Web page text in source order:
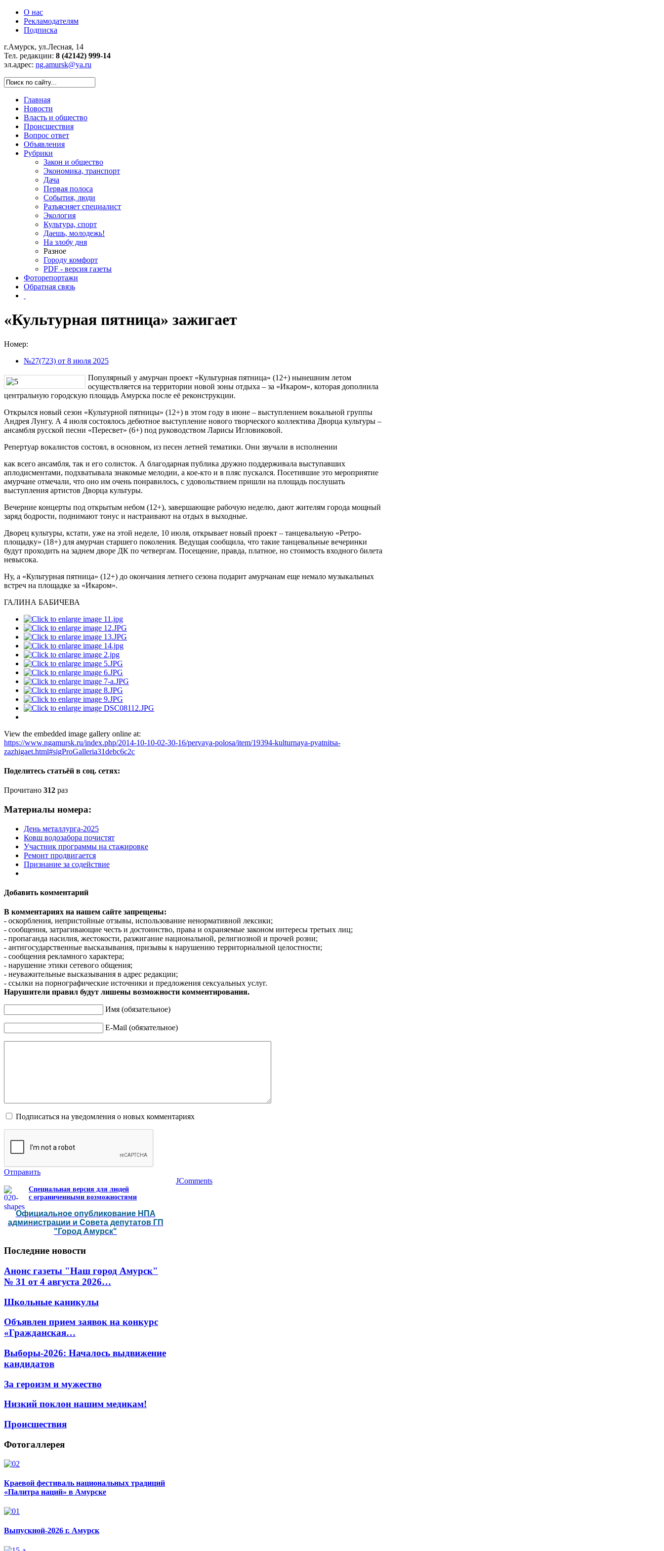
О нас
Рекламодателям
Подписка
г.Амурск, ул.Лесная, 14
Тел. редакции: 8 (42142) 999-14
эл.адрес: ng.amursk@ya.ru
Главная
Новости
Власть и общество
Происшествия
Вопрос ответ
Объявления
Рубрики
Закон и общество
Экономика, транспорт
Дача
Первая полоса
События, люди
Разъясняет специалист
Экология
Культура, спорт
Даешь, молодежь!
На злобу дня
Разное
Городу комфорт
PDF - версия газеты
Фоторепортажи
Обратная связь
«Культурная пятница» зажигает
Номер:
№27(723) от 8 июля 2025
Популярный у амурчан проект «Культурная пятница» (12+) нынешним летом
осуществляется на территории новой зоны отдыха – за «Икаром», которая дополнила
центральную городскую площадь Амурска после её реконструкции.
Открылся новый сезон «Культурной пятницы» (12+) в этом году в июне – выступлением вокальной группы
Андрея Лунгу. А 4 июля состоялось дебютное выступление нового творческого коллектива Дворца культуры ‒
ансамбля русской песни «Пересвет» (6+) под руководством Ларисы Игловиковой.
Репертуар вокалистов состоял, в основном, из песен летней тематики. Они звучали в исполнении
как всего ансамбля, так и его солисток. А благодарная публика дружно поддерживала выступавших
аплодисментами, подхватывала знакомые мелодии, а кое-кто и в пляс пускался. Посетившие это мероприятие
амурчане отмечали, что оно им очень понравилось, с удовольствием пришли на площадь послушать
выступления артистов Дворца культуры.
Вечерние концерты под открытым небом (12+), завершающие рабочую неделю, дают жителям города мощный
заряд бодрости, поднимают тонус и настраивают на отдых в выходные.
Дворец культуры, кстати, уже на этой неделе, 10 июля, открывает новый проект – танцевальную «Ретро-
площадку» (18+) для амурчан старшего поколения. Ведущая сообщила, что такие танцевальные вечеринки
будут проходить на заднем дворе ДК по четвергам. Посещение, правда, платное, но стоимость входного билета
невысока.
Ну, а «Культурная пятница» (12+) до окончания летнего сезона подарит амурчанам еще немало музыкальных
встреч на площадке за «Икаром».
ГАЛИНА БАБИЧЕВА
View the embedded image gallery online at:
https://www.ngamursk.ru/index.php/2014-10-10-02-30-16/pervaya-polosa/item/19394-kulturnaya-pyatnitsa-
zazhigaet.html#sigProGalleria31debc6c2c
Поделитесь статьёй в соц. сетях:
Прочитано 312 раз
Материалы номера:
День металлурга-2025
Ковш водозабора почистят
Участник программы на стажировке
Ремонт продвигается
Признание за содействие
Добавить комментарий
В комментариях на нашем сайте запрещены:
- оскорбления, непристойные отзывы, использование ненормативной лексики;
- сообщения, затрагивающие честь и достоинство, права и охраняемые законом интересы третьих лиц;
- пропаганда насилия, жестокости, разжигание национальной, религиозной и прочей розни;
- антигосударственные высказывания, призывы к нарушению территориальной целостности;
- сообщения рекламного характера;
- нарушение этики сетевого общения;
- неуважительные высказывания в адрес редакции;
- ссылки на порнографические источники и предложения сексуальных услуг.
Нарушители правил будут лишены возможности комментирования.
Имя (обязательное)
E-Mail (обязательное)
Подписаться на уведомления о новых комментариях
Отправить
JComments
Специальная версия для людей
с ограниченными возможностями
Официальное опубликование НПА
администрации и Совета депутатов ГП
"Город Амурск"
Последние новости
Анонс газеты "Наш город Амурск"
№ 31 от 4 августа 2026…
Школьные каникулы
Объявлен прием заявок на конкурс
«Гражданская…
Выборы-2026: Началось выдвижение
кандидатов
За героизм и мужество
Низкий поклон нашим медикам!
Происшествия
Фотогаллерея
Краевой фестиваль национальных традиций
«Палитра наций» в Амурске
Выпускной-2026 г. Амурск